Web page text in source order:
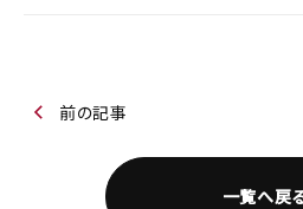
前の記事
一覧へ戻